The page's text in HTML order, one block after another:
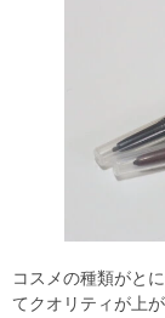
コスメの種類がと
てクオリティが上